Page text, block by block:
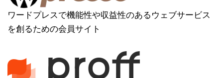
ワードプレスで機能性や収益性のあるウェブサービス
を創るための会員サイト